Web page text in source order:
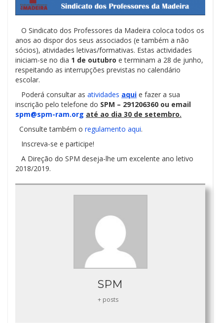
O Sindicato dos Professores da Madeira coloca todos os
anos ao dispor dos seus associados (e também a não
sócios), atividades letivas/formativas. Estas actividades
iniciam-se no dia 1 de outubro e terminam a 28 de junho,
respeitando as interrupções previstas no calendário
escolar.
Poderá consultar as atividades aqui e fazer a sua
inscrição pelo telefone do SPM – 291206360 ou email
spm@spm-ram.org até ao dia 30 de setembro.
Consulte também o regulamento aqui.
Inscreva-se e participe!
A Direção do SPM deseja-lhe um excelente ano letivo
2018/2019.
SPM
+ posts